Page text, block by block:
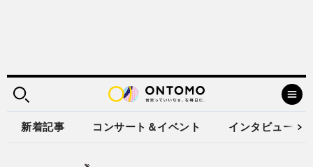
新着記事 コンサート＆イベント インタビュー